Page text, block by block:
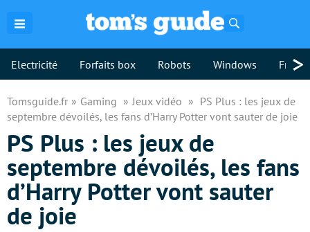
Electricité Forfaits box Robots Windows >
Tomsguide.fr Gaming Jeux vidéo
PS Plus : les jeux de
septembre dévoilés, les fans d’Harry Potter vont sauter de joie
PS Plus : les jeux de
septembre dévoilés, les fans
d’Harry Potter vont sauter
de joie